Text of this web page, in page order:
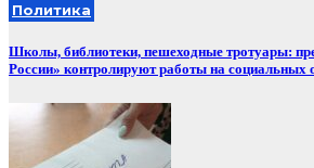
Политика
Школы, библиотеки, пешеходные тротуары:
России» контролируют работы на социальных